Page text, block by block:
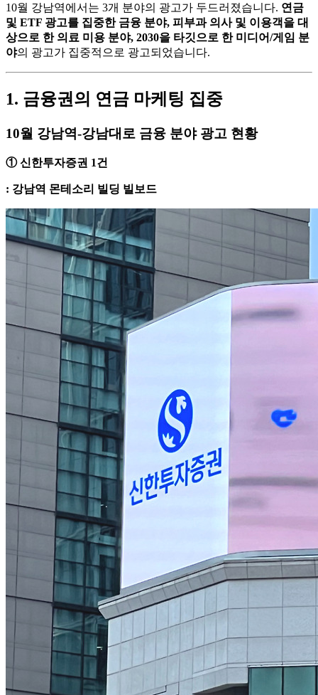
10월 강남역에서는 3개 분야의 광고가 두드러졌습니다. 연금
및 ETF 광고를 집중한 금융 분야, 피부과 의사 및 이용객을 대
상으로 한 의료 미용 분야, 2030을 타깃으로 한 미디어/게임 분
야의 광고가 집중적으로 광고되었습니다.
1. 금융권의 연금 마케팅 집중
10월 강남역-강남대로 금융 분야 광고 현황
① 신한투자증권 1건
: 강남역 몬테소리 빌딩 빌보드